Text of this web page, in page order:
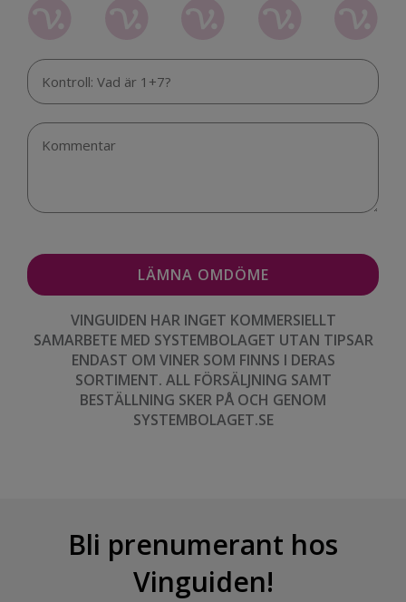
VINGUIDEN HAR INGET KOMMERSIELLT
SAMARBETE MED SYSTEMBOLAGET UTAN TIPSAR
ENDAST OM VINER SOM FINNS I DERAS
SORTIMENT. ALL FÖRSÄLJNING SAMT
BESTÄLLNING SKER PÅ OCH GENOM
SYSTEMBOLAGET.SE
Bli prenumerant hos
Vinguiden!